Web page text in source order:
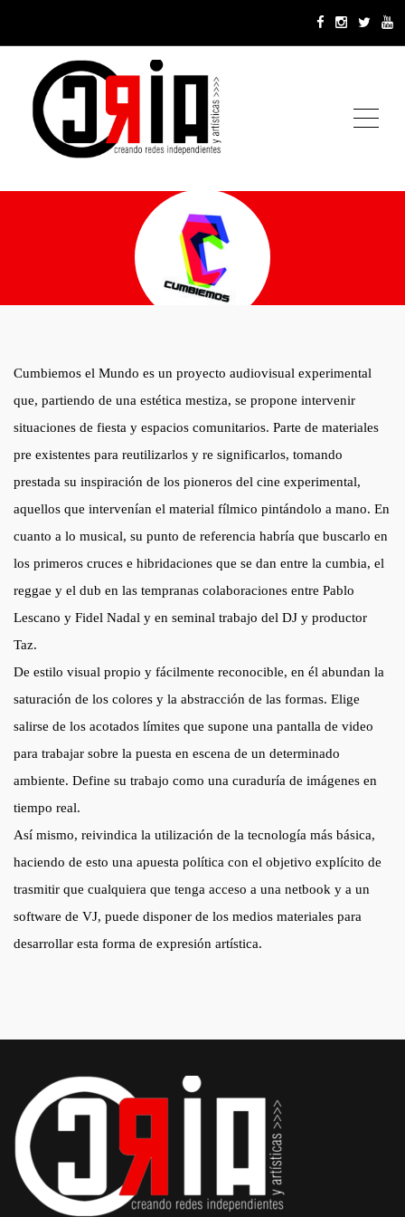
Cumbiemos el Mundo
Cumbiemos el Mundo es un proyecto audiovisual experimental
que, partiendo de una estética mestiza, se propone intervenir
situaciones de fiesta y espacios comunitarios. Parte de materiales
pre existentes para reutilizarlos y re significarlos, tomando
prestada su inspiración de los pioneros del cine experimental,
aquellos que intervenían el material fílmico pintándolo a mano. En
cuanto a lo musical, su punto de referencia habría que buscarlo en
los primeros cruces e hibridaciones que se dan entre la cumbia, el
reggae y el dub en las tempranas colaboraciones entre Pablo
Lescano y Fidel Nadal y en seminal trabajo del DJ y productor
Taz.
De estilo visual propio y fácilmente reconocible, en él abundan la
saturación de los colores y la abstracción de las formas. Elige
salirse de los acotados límites que supone una pantalla de video
para trabajar sobre la puesta en escena de un determinado
ambiente. Define su trabajo como una curaduría de imágenes en
tiempo real.
Así mismo, reivindica la utilización de la tecnología más básica,
haciendo de esto una apuesta política con el objetivo explícito de
trasmitir que cualquiera que tenga acceso a una netbook y a un
software de VJ, puede disponer de los medios materiales para
desarrollar esta forma de expresión artística.